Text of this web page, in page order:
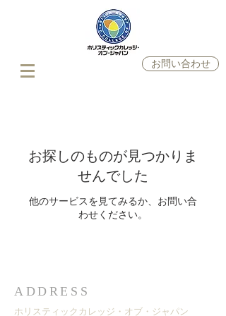
お問い合わせ
お探しのものが見つかりま
せんでした
他のサービスを見てみるか、お問い合
わせください。
ADDRESS
ホリスティックカレッジ・オブ・ジャパン